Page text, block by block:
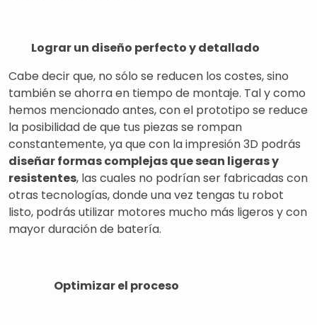
Lograr un diseño perfecto y detallado
Cabe decir que, no sólo se reducen los costes, sino
también se ahorra en tiempo de montaje. Tal y como
hemos mencionado antes, con el prototipo se reduce
la posibilidad de que tus piezas se rompan
constantemente, ya que con la impresión 3D podrás
diseñar formas complejas que sean ligeras y
resistentes, las cuales no podrían ser fabricadas con
otras tecnologías, donde una vez tengas tu robot
listo, podrás utilizar motores mucho más ligeros y con
mayor duración de batería.
Optimizar el proceso